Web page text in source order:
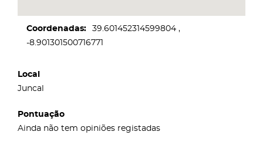
Coordenadas
39.601452314599804
-8.901301500716771
Local
Juncal
Pontuação
Ainda não tem opiniões registadas